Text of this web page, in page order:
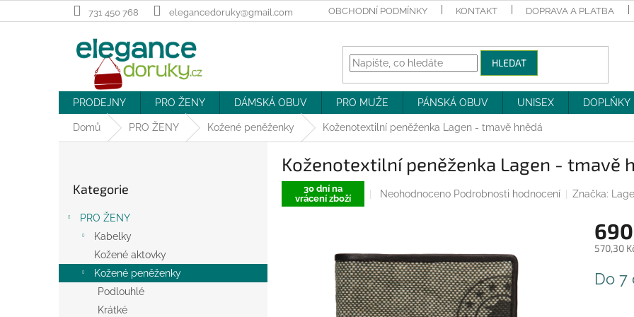
na
731 450 768 elegancedoruky@gmail.com OBCHODNÍ PODMÍNKY KONTAKT DOPRAVA A PLATBA
HLEDAT
PRODEJNY PRO ŽENY DÁMSKÁ OBUV PRO MUŽE PÁNSKÁ OBUV UNISEX DOPLŇKY
Domů PRO ŽENY Kožené peněženky Koženotextilní peněženka Lagen - tmavě hnědá
kategorie
Kategorie
PRO ŽENY
Kabelky
Kožené aktovky
Kožené peněženky
Podlouhlé
Krátké
Koženotextilní peněženka Lagen - tmavě
30 dní na
vrácení zboží
Průměrné
z
5
hvězdiček.
Neohodnoceno Podrobnosti hodnocení Značka:
570,30
cena:
Do 7